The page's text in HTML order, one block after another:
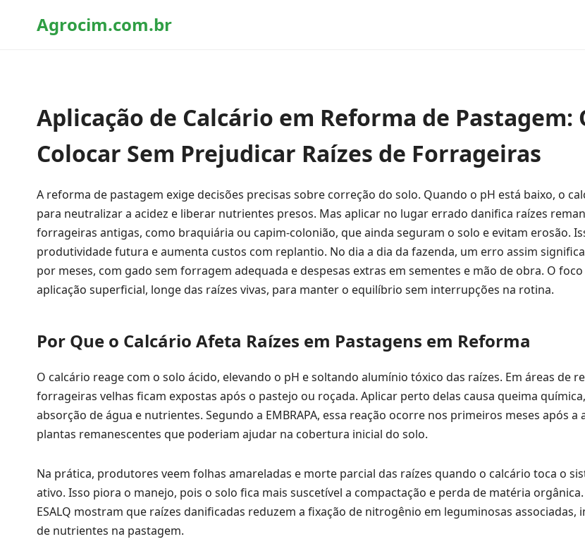
Agrocim.com.br
Aplicação de Calcário em Reforma de Pastagem:
Colocar Sem Prejudicar Raízes de Forrageiras
A reforma de pastagem exige decisões precisas sobre correção do solo. Quando o pH está baixo, o
para neutralizar a acidez e liberar nutrientes presos. Mas aplicar no lugar errado danifica raízes
forrageiras antigas, como braquiária ou capim-colonião, que ainda seguram o solo e evitam erosão.
produtividade futura e aumenta custos com replantio. No dia a dia da fazenda, um erro assim
por meses, com gado sem forragem adequada e despesas extras em sementes e mão de obra. O foco
aplicação superficial, longe das raízes vivas, para manter o equilíbrio sem interrupções na rotina.
Por Que o Calcário Afeta Raízes em Pastagens em Reforma
O calcário reage com o solo ácido, elevando o pH e soltando alumínio tóxico das raízes. Em áreas de
forrageiras velhas ficam expostas após o pastejo ou roçada. Aplicar perto delas causa queima
absorção de água e nutrientes. Segundo a EMBRAPA, essa reação ocorre nos primeiros meses após a
plantas remanescentes que poderiam ajudar na cobertura inicial do solo.
Na prática, produtores veem folhas amareladas e morte parcial das raízes quando o calcário toca o
ativo. Isso piora o manejo, pois o solo fica mais suscetível a compactação e perda de matéria orgânica.
ESALQ mostram que raízes danificadas reduzem a fixação de nitrogênio em leguminosas associadas,
de nutrientes na pastagem.